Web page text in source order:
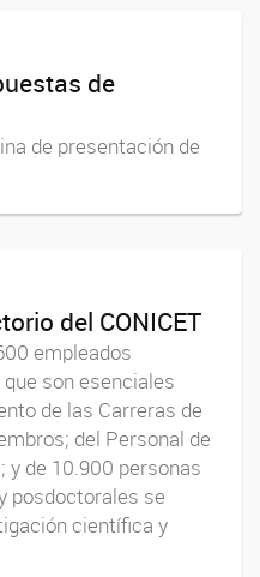
de
de presentación de
del CONICET
empleados
son esenciales
de las Carreras de
del Personal de
y de 10.900 personas
posdoctorales se
científica y